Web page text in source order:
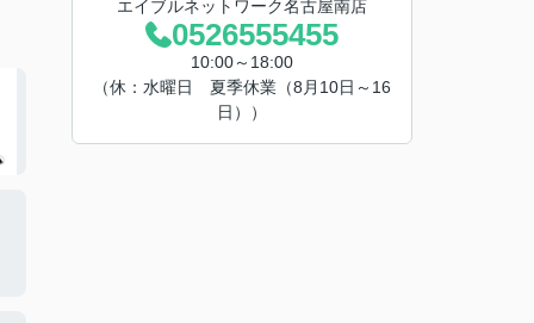
エイブルネットワーク名古屋南店
0526555455
10:00～18:00
（休：水曜日 夏季休業（8月10日～16
日））